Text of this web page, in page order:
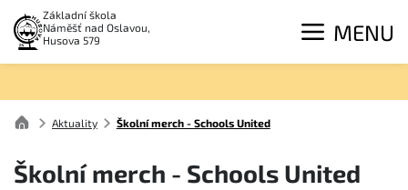
Základní škola
Náměšť nad Oslavou,
Husova 579
MENU
Aktuality Školní merch - Schools United
Školní merch - Schools United